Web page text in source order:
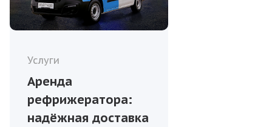
Услуги
Аренда
рефрижератора:
надёжная доставка